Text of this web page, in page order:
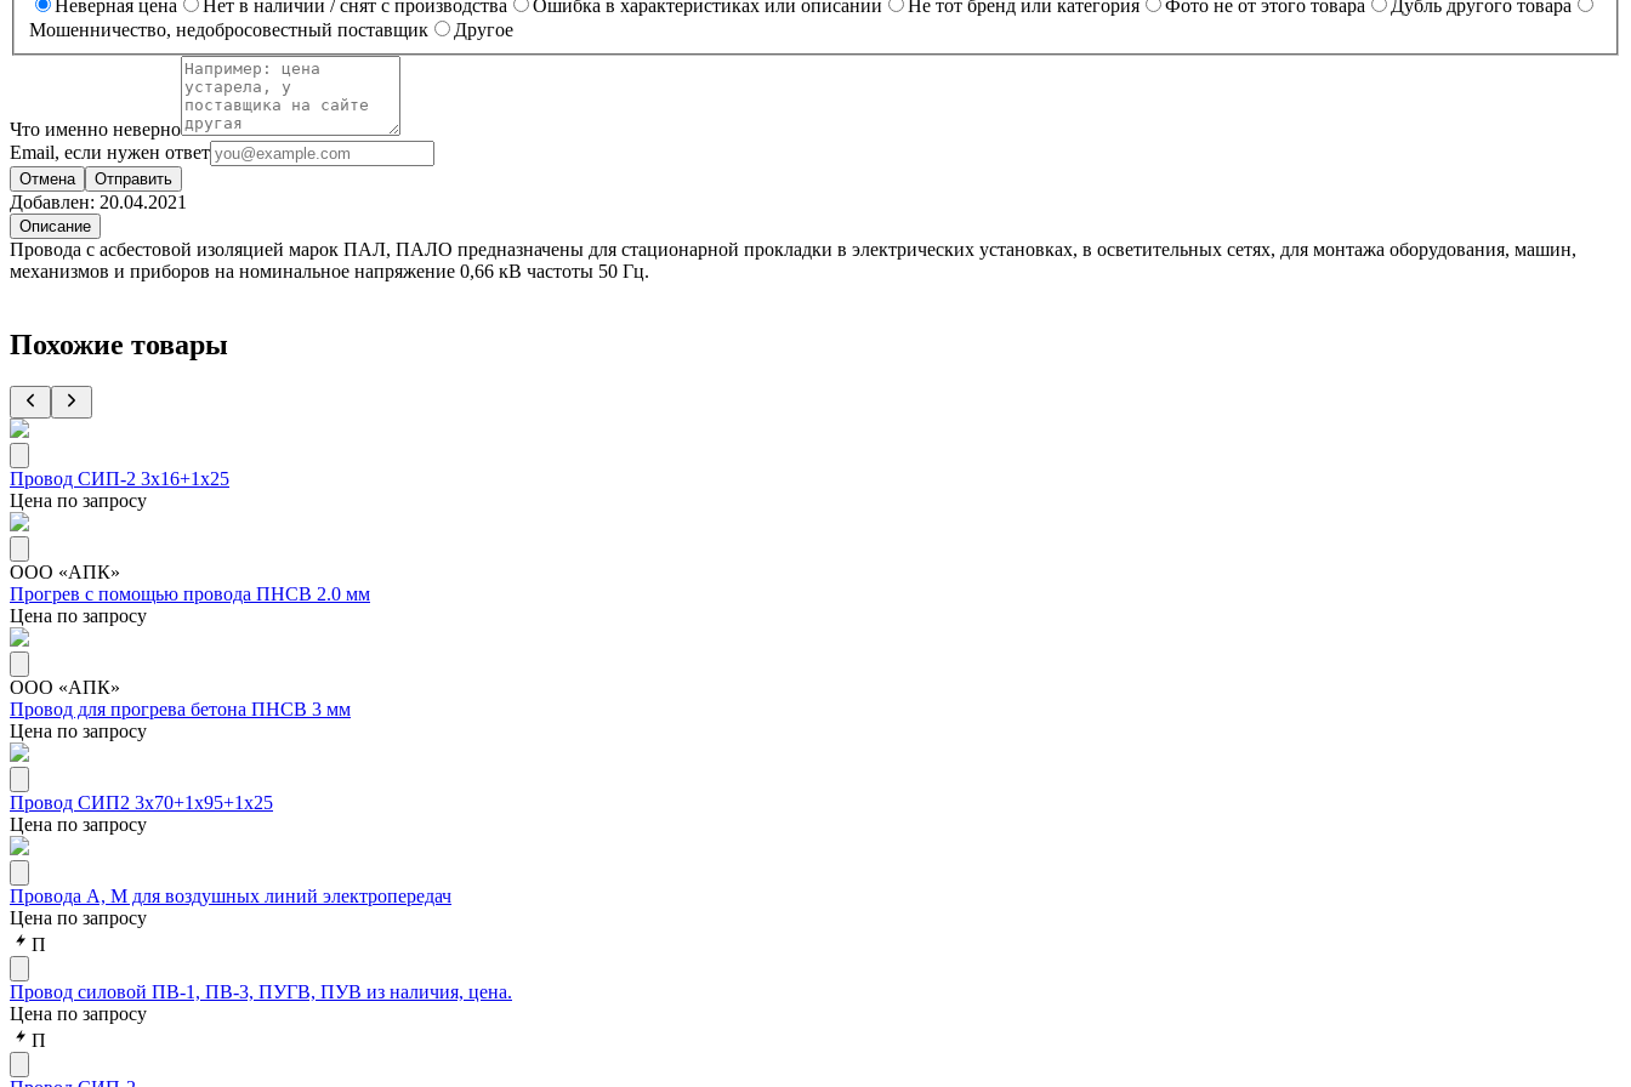
Неверная цена Нет в наличии / снят с производства Ошибка в характеристиках или описании Не тот бренд или категория Фото не от этого товара
Дубль другого товара
Мошенничество, недобросовестный поставщик
Другое
Что именно неверно
Email, если нужен ответ
Отмена Отправить
Добавлен: 20.04.2021
Описание
Провода с асбестовой изоляцией марок ПАЛ, ПАЛО предназначены для стационарной прокладки в электрических установках, в осветительных сетях, для монтажа оборудования, машин,
механизмов и приборов на номинальное напряжение 0,66 кВ частоты 50 Гц.
Похожие товары
Провод СИП-2 3х16+1х25
Цена по запросу
ООО «АПК»
Прогрев с помощью провода ПНСВ 2.0 мм
Цена по запросу
ООО «АПК»
Провод для прогрева бетона ПНСВ 3 мм
Цена по запросу
Провод СИП2 3х70+1х95+1х25
Цена по запросу
Провода А, М для воздушных линий электропередач
Цена по запросу
П
Провод силовой ПВ-1, ПВ-3, ПУГВ, ПУВ из наличия, цена.
Цена по запросу
П